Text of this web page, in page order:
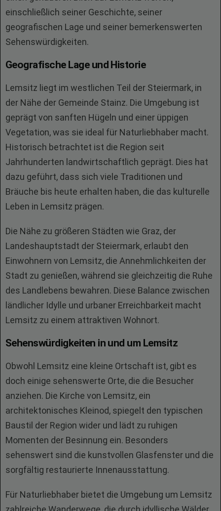
einschließlich seiner Geschichte, seiner
geografischen Lage und seiner bemerkenswerten
Sehenswürdigkeiten.
Geografische Lage und Historie
Lemsitz liegt im westlichen Teil der Steiermark, in
der Nähe der Gemeinde Stainz. Die Umgebung ist
geprägt von sanften Hügeln und einer üppigen
Vegetation, was sie ideal für Naturliebhaber macht.
Historisch betrachtet ist die Region seit
Jahrhunderten landwirtschaftlich geprägt. Dies hat
dazu geführt, dass sich viele Traditionen und
Bräuche bis heute erhalten haben, die das kulturelle
Leben in Lemsitz prägen.
Die Nähe zu größeren Städten wie Graz, der
Landeshauptstadt der Steiermark, erlaubt den
Einwohnern von Lemsitz, die Annehmlichkeiten der
Stadt zu genießen, während sie gleichzeitig die Ruhe
des Landlebens bewahren. Diese Balance zwischen
ländlicher Idylle und urbaner Erreichbarkeit macht
Lemsitz zu einem attraktiven Wohnort.
Sehenswürdigkeiten in und um Lemsitz
Obwohl Lemsitz eine kleine Ortschaft ist, gibt es
doch einige sehenswerte Orte, die die Besucher
anziehen. Die Kirche von Lemsitz, ein
architektonisches Kleinod, spiegelt den typischen
Baustil der Region wider und lädt zu ruhigen
Momenten der Besinnung ein. Besonders
sehenswert sind die kunstvollen Glasfenster und die
sorgfältig restaurierte Innenausstattung.
Für Naturliebhaber bietet die Umgebung um Lemsitz